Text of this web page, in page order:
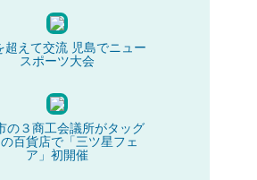
超えて交流 児島でニュー
スポーツ大会
の３商工会議所がタッグ
の百貨店で「三ツ星フェ
ア」初開催